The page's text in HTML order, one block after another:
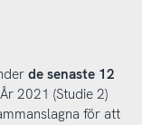
de senaste 12
2021 (Studie 2)
för att